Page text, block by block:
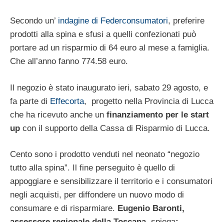
Secondo un’ indagine di Federconsumatori, preferire
prodotti alla spina e sfusi a quelli confezionati può
portare ad un risparmio di 64 euro al mese a famiglia.
Che all’anno fanno 774.58 euro.
Il negozio è stato inaugurato ieri, sabato 29 agosto, e
fa parte di Effecorta, progetto nella Provincia di Lucca
che ha ricevuto anche un finanziamento per le start
up con il supporto della Cassa di Risparmio di Lucca.
Cento sono i prodotto venduti nel neonato “negozio
tutto alla spina”. Il fine perseguito è quello di
appoggiare e sensibilizzare il territorio e i consumatori
negli acquisti, per diffondere un nuovo modo di
consumare e di risparmiare. Eugenio Baronti,